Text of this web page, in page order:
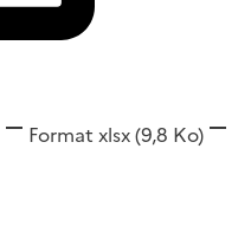
Format xlsx(9,8 Ko)